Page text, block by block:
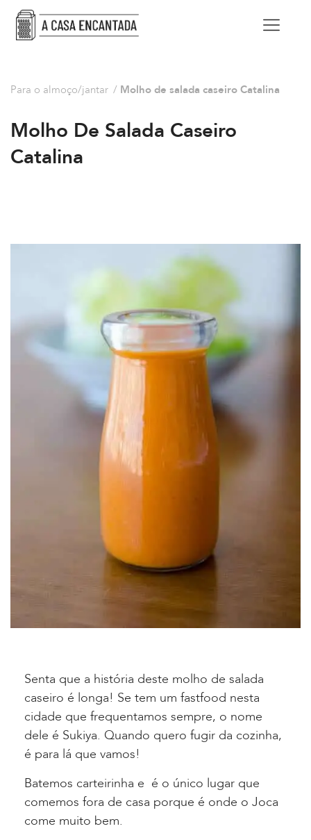
Para o almoço/jantar / Molho de salada caseiro Catalina
Molho De Salada Caseiro
Catalina
Senta que a história deste molho de salada
caseiro é longa! Se tem um fastfood nesta
cidade que frequentamos sempre, o nome
dele é Sukiya. Quando quero fugir da cozinha,
é para lá que vamos!
Batemos carteirinha e é o único lugar que
comemos fora de casa porque é onde o Joca
come muito bem.